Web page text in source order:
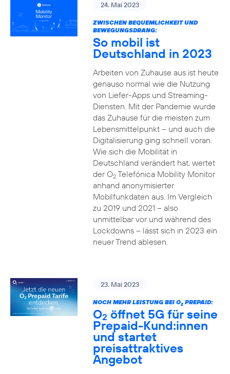
24. Mai 2023
ZWISCHEN BEQUEMLICHKEIT UND
BEWEGUNGSDRANG:
So mobil ist
Deutschland in 2023
Arbeiten von Zuhause aus ist heute
genauso normal wie die Nutzung
von Liefer-Apps und Streaming-
Diensten. Mit der Pandemie wurde
das Zuhause für die meisten zum
Lebensmittelpunkt – und auch die
Digitalisierung ging schnell voran.
Wie sich die Mobilität in
Deutschland verändert hat, wertet
der O2Telefónica Mobility Monitor
anhand anonymisierter
Mobilfunkdaten aus. Im Vergleich
zu 2019 und 2021 – also
unmittelbar vor und während des
Lockdowns – lässt sich in 2023 ein
neuer Trend ablesen.
23. Mai 2023
NOCH MEHR LEISTUNG BEI O2PREPAID:
O2 öffnet 5G für seine
Prepaid-Kund:innen
und startet
preisattraktives
Angebot